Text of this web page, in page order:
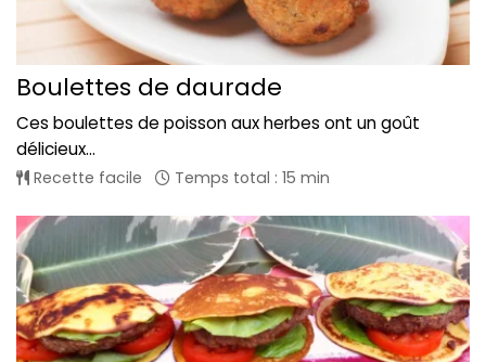
Boulettes de daurade
Ces boulettes de poisson aux herbes ont un goût
délicieux...
Recette facile Temps total : 15 min